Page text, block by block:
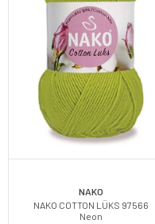
NAKO
NAKO COTTON LÜKS 97566
Neon